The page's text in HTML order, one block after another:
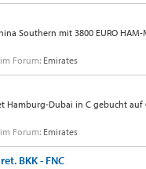
Southern mit 3800 EURO
im Forum: Emirates
Hamburg-Dubai in C gebucht
im Forum: Emirates
BKK - FNC